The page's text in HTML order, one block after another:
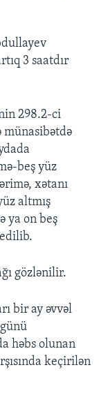
3 saatdır
298.2-ci
münasibətdə
beş yüz
xətanı
altmış
ya on beş
gözlənilir.
bir ay əvvəl
həbs olunan
keçirilən